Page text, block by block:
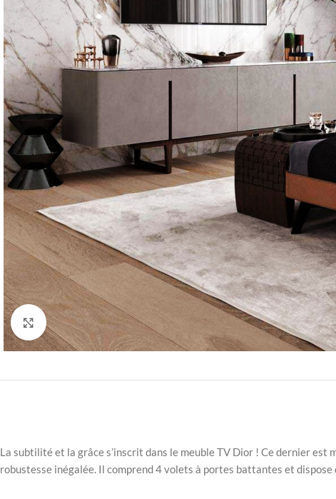
Click to enlarge
La subtilité et la grâce s’inscrit dans le meuble TV Dior ! Ce dernier
robustesse inégalée. Il comprend 4 volets à portes battantes et dispose